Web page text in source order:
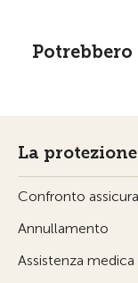
La
Confronto
Annullamento
Assistenza medica